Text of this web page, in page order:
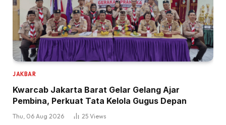
JAKBAR
Kwarcab Jakarta Barat Gelar Gelang Ajar
Pembina, Perkuat Tata Kelola Gugus Depan
Thu, 06 Aug 2026 25 Views